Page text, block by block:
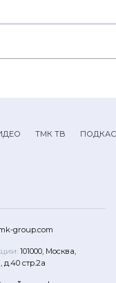
ТМК ТВ
group.com
101000, Москва,
д.40 стр.2а